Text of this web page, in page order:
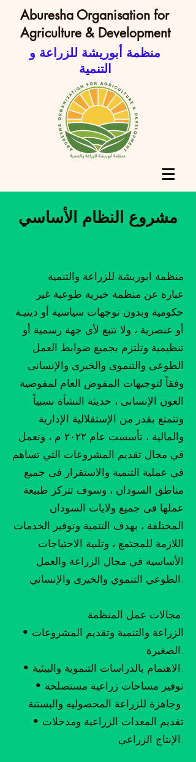
Aburesha Organisation for
Agriculture & Development
منظمة أبوريشة للزراعة و
التنمية
مشروع النظام الأساسي
عبارة عن منظمة خيرية طوعية غير
حكومية وبدون توجهات سياسية أو دينيـة
أو عنصرية ، ولا تتبع لأى جهة رسمية أو
تنظيمية وتلتزم بجميع ضوابط العمل
الطوعى والتنموى والخيرى والإنسانى
وفقاً لتوجيهات المفوض العام لمفوضية
العون الإنسانى ، حديثة النشأة نسبياً
وتتمتع بقدر من الإستقلالية الإدارية
والمالية ، تأسست عام ٢٠٢٢ م ، وتعمل
في مجال تقديم المشروعات التي تساهم
في عملية التنمية والاستقرار فى جميع
مناطق السودان ، وسوف تتركز طبيعة
عملها فى جميع ولايات السودان
المختلفة ، بهدف التنمية وتوفير الخدمات
اللازمة للمجتمع ، وتلبية الاحتياجات
الأساسية في مجال الزراعة والعمل
الطوعي التنموي والخيرى والإنساني.
مجالات عمل المنظمة:
• الزراعة والتنمية وتقديم المشروعات
الصغيرة.
• الاهتمام بالدراسات التنموية والبيئية.
• توفير مساحات زراعية مستصلحة
وجاهزة للزراعة المحصوليه والبستنة.
• تقديم المعدات الزراعية ومدخلات
الإنتاج الزراعي.